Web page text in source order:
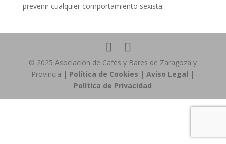
prevenir cualquier comportamiento sexista.
© 2025 Asociación de Cafés y Bares de Zaragoza y
Provincia | Política de Cookies |Aviso Legal |
Política de Privacidad